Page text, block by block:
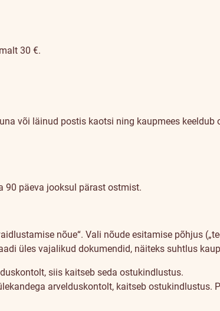
30 €.
või läinud postis kaotsi ning kaupmees
90 päeva jooksul pärast ostmist.
nõue“. Vali nõude esitamise põhjus
üles vajalikud dokumendid, näiteks suhtlus
siis kaitseb seda ostukindlustus.
arvelduskontolt, kaitseb ostukindlustus.